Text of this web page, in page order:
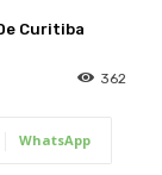
Curitiba
362
WhatsApp